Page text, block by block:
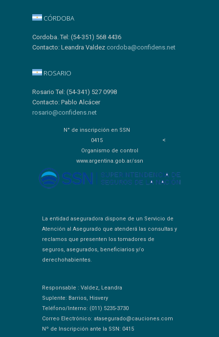
CÓRDOBA
Cordoba. Tel: (54-351) 568 4436
Contacto: Leandra Valdez cordoba@confidens.net
ROSARIO
Rosario Tel: (54-341) 527 0998
Contacto: Pablo Alcácer
rosario@confidens.net
N° de inscripción en SSN
0415
<
Organismo de control
www.argentina.gob.ar/ssn
La entidad aseguradora dispone de un Servicio de
Atención al Asegurado que atenderá las consultas y
reclamos que presenten los tomadores de
seguros, asegurados, beneficiarios y/o
derechohabientes.
Responsable : Valdez, Leandra
Suplente: Barrios, Hisvery
Teléfono/Interno: (011) 5235-3730
Correo Electrónico: atasegurado@cauciones.com
Nº de Inscripción ante la SSN: 0415